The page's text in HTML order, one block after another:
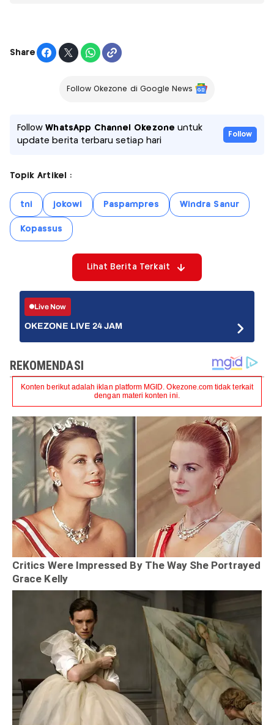
Share
Follow Okezone di Google News
FollowWhatsApp Channel Okezone untuk
update berita terbaru setiap hari
Follow
Topik Artikel :
tni jokowi Paspampres Windra Sanur
Kopassus
Lihat Berita Terkait
Live Now
OKEZONE LIVE 24 JAM